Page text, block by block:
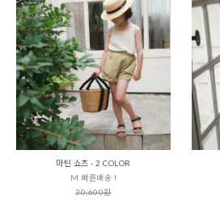
마틴 쇼츠 - 2 COLOR
M 빠른배송 !
30,600원